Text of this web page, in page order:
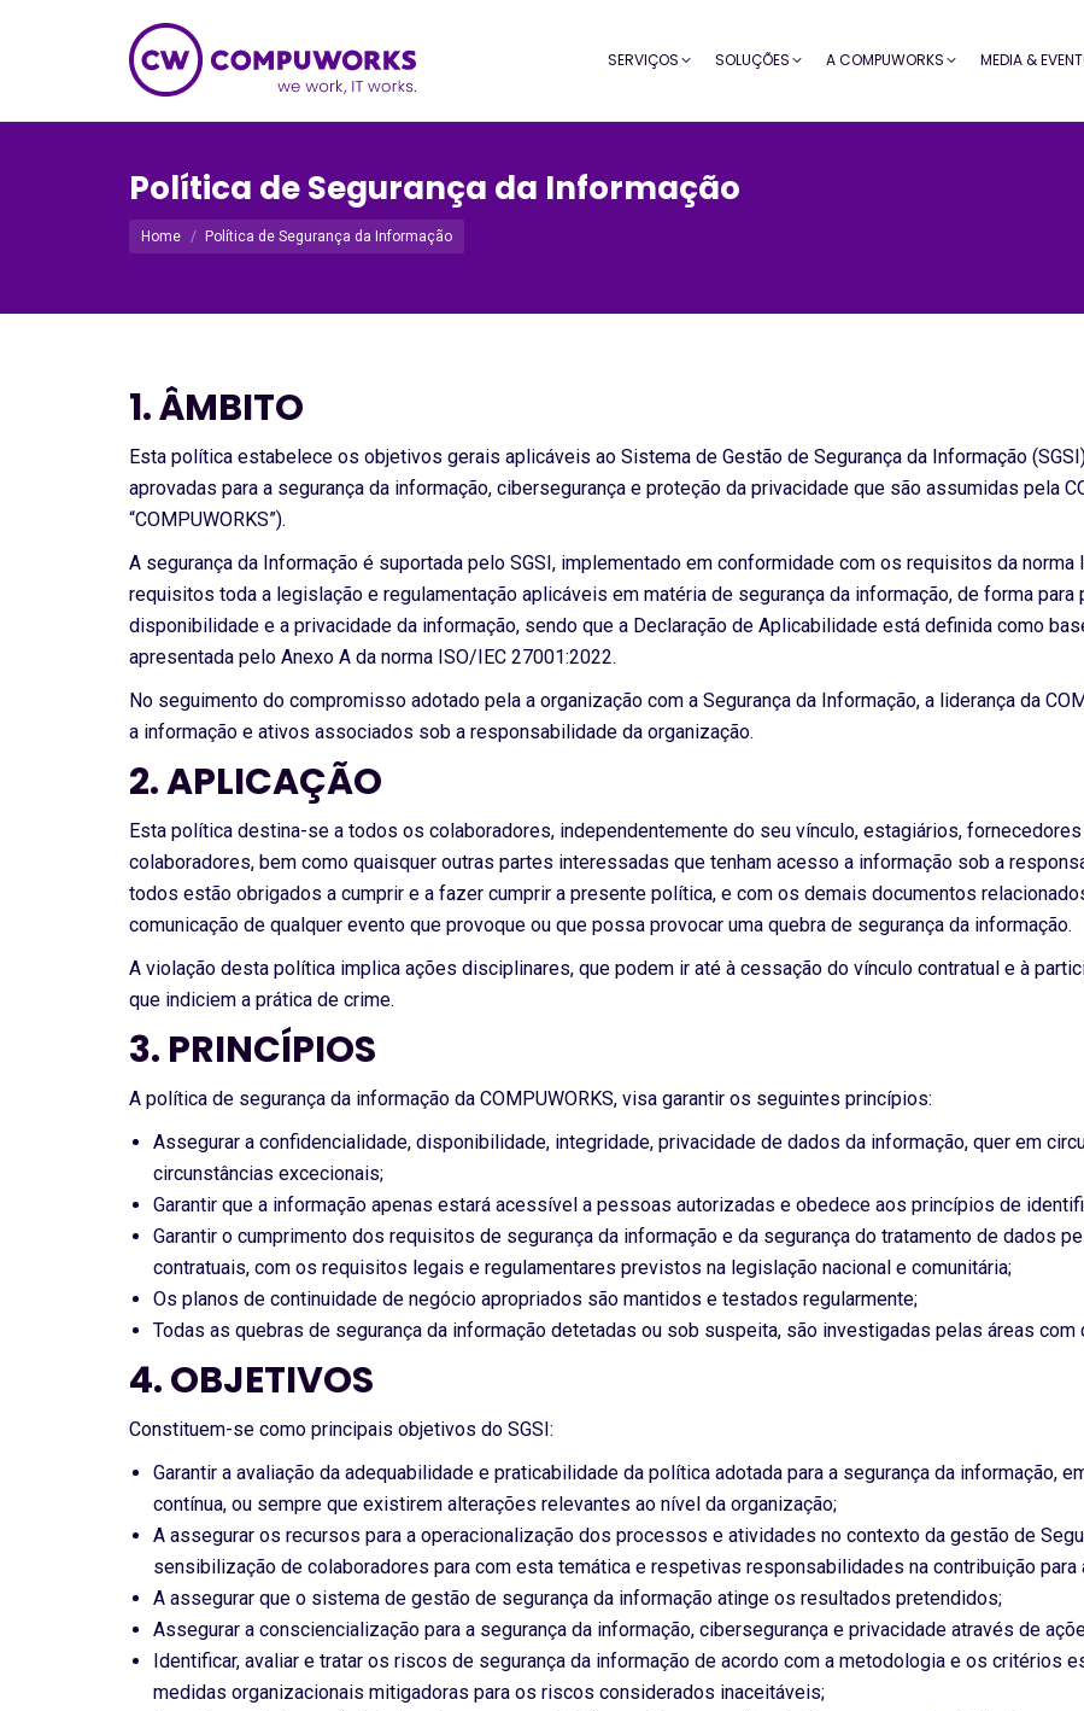
SERVIÇOS SOLUÇÕES A COMPUWORKS MEDIA &
Política de Segurança da Informação
Você está aqui:
Home Política de Segurança da Informação
1. ÂMBITO
Esta política estabelece os objetivos gerais aplicáveis ao Sistema de Gestão de Segurança da Informação
aprovadas para a segurança da informação, cibersegurança e proteção da privacidade que são assumidas pela
“COMPUWORKS”).
A segurança da Informação é suportada pelo SGSI, implementado em conformidade com os requisitos da
requisitos toda a legislação e regulamentação aplicáveis em matéria de segurança da informação, de forma
disponibilidade e a privacidade da informação, sendo que a Declaração de Aplicabilidade está definida como
apresentada pelo Anexo A da norma ISO/IEC 27001:2022.
No seguimento do compromisso adotado pela a organização com a Segurança da Informação, a liderança da
a informação e ativos associados sob a responsabilidade da organização.
2. APLICAÇÃO
Esta política destina-se a todos os colaboradores, independentemente do seu vínculo, estagiários,
colaboradores, bem como quaisquer outras partes interessadas que tenham acesso a informação sob a
todos estão obrigados a cumprir e a fazer cumprir a presente política, e com os demais documentos
comunicação de qualquer evento que provoque ou que possa provocar uma quebra de segurança da informação.
A violação desta política implica ações disciplinares, que podem ir até à cessação do vínculo contratual e à
que indiciem a prática de crime.
3. PRINCÍPIOS
A política de segurança da informação da COMPUWORKS, visa garantir os seguintes princípios:
Assegurar a confidencialidade, disponibilidade, integridade, privacidade de dados da informação, quer em
circunstâncias excecionais;
Garantir que a informação apenas estará acessível a pessoas autorizadas e obedece aos princípios de
Garantir o cumprimento dos requisitos de segurança da informação e da segurança do tratamento de dados
contratuais, com os requisitos legais e regulamentares previstos na legislação nacional e comunitária;
Os planos de continuidade de negócio apropriados são mantidos e testados regularmente;
Todas as quebras de segurança da informação detetadas ou sob suspeita, são investigadas pelas áreas com
4. OBJETIVOS
Constituem-se como principais objetivos do SGSI:
Garantir a avaliação da adequabilidade e praticabilidade da política adotada para a segurança da informação,
contínua, ou sempre que existirem alterações relevantes ao nível da organização;
A assegurar os recursos para a operacionalização dos processos e atividades no contexto da gestão de
sensibilização de colaboradores para com esta temática e respetivas responsabilidades na contribuição para
A assegurar que o sistema de gestão de segurança da informação atinge os resultados pretendidos;
Assegurar a consciencialização para a segurança da informação, cibersegurança e privacidade através de
Identificar, avaliar e tratar os riscos de segurança da informação de acordo com a metodologia e os critérios
medidas organizacionais mitigadoras para os riscos considerados inaceitáveis;